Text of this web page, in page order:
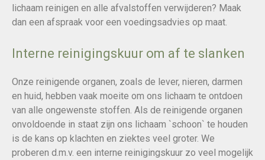
lichaam reinigen en alle afvalstoffen verwijderen? Maak
dan een afspraak voor een voedingsadvies op maat.
Interne reinigingskuur om af te slanken
Onze reinigende organen, zoals de lever, nieren, darmen
en huid, hebben vaak moeite om ons lichaam te ontdoen
van alle ongewenste stoffen. Als de reinigende organen
onvoldoende in staat zijn ons lichaam `schoon` te houden
is de kans op klachten en ziektes veel groter. We
proberen d.m.v. een interne reinigingskuur zo veel mogelijk